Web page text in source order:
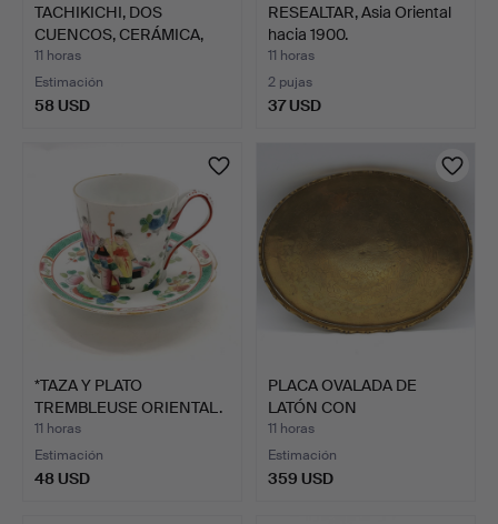
TACHIKICHI, DOS
CUENCOS, CERÁMICA,
PATRÓN …
11 horas
Estimación
58 USD
RESEALTAR, Asia Oriental
hacia 1900.
11 horas
2 pujas
37 USD
*TAZA Y PLATO
TREMBLEUSE ORIENTAL.
11 horas
Estimación
48 USD
PLACA OVALADA DE
LATÓN CON
DECORACIÓN DE D…
11 horas
Estimación
359 USD